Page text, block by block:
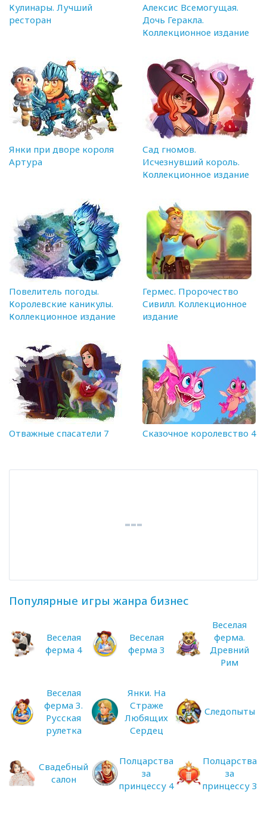
Кулинары. Лучший
ресторан
Алексис Всемогущая.
Дочь Геракла.
Коллекционное издание
Янки при дворе короля
Артура
Сад гномов.
Исчезнувший король.
Коллекционное издание
Повелитель погоды.
Королевские каникулы.
Коллекционное издание
Гермес. Пророчество
Сивилл. Коллекционное
издание
Отважные спасатели 7 Сказочное королевство 4
Популярные игры жанра бизнес
Веселая
ферма 4
Веселая
ферма 3
Веселая
ферма.
Древний
Рим
Веселая
ферма 3.
Русская
рулетка
Янки. На
Страже
Любящих
Сердец
Следопыты
Свадебный
салон
Полцарства
за
принцессу 4
Полцарства
за
принцессу 3